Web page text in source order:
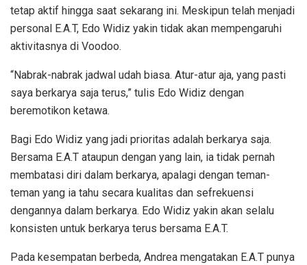
tetap aktif hingga saat sekarang ini. Meskipun telah menjadi
personal E.A.T, Edo Widiz yakin tidak akan mempengaruhi
aktivitasnya di Voodoo.
“Nabrak-nabrak jadwal udah biasa. Atur-atur aja, yang pasti
saya berkarya saja terus,” tulis Edo Widiz dengan
beremotikon ketawa.
Bagi Edo Widiz yang jadi prioritas adalah berkarya saja.
Bersama E.A.T ataupun dengan yang lain, ia tidak pernah
membatasi diri dalam berkarya, apalagi dengan teman-
teman yang ia tahu secara kualitas dan sefrekuensi
dengannya dalam berkarya. Edo Widiz yakin akan selalu
konsisten untuk berkarya terus bersama E.A.T.
Pada kesempatan berbeda, Andrea mengatakan E.A.T punya